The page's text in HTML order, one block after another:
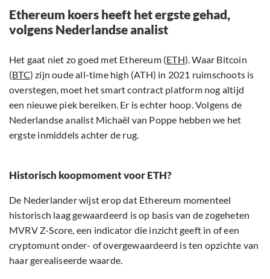
Ethereum koers heeft het ergste gehad,
volgens Nederlandse analist
Het gaat niet zo goed met Ethereum (ETH). Waar Bitcoin
(BTC) zijn oude all-time high (ATH) in 2021 ruimschoots is
overstegen, moet het smart contract platform nog altijd
een nieuwe piek bereiken. Er is echter hoop. Volgens de
Nederlandse analist Michaël van Poppe hebben we het
ergste inmiddels achter de rug.
Historisch koopmoment voor ETH?
De Nederlander wijst erop dat Ethereum momenteel
historisch laag gewaardeerd is op basis van de zogeheten
MVRV Z-Score, een indicator die inzicht geeft in of een
cryptomunt onder- of overgewaardeerd is ten opzichte van
haar gerealiseerde waarde.